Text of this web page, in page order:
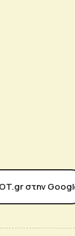
στην